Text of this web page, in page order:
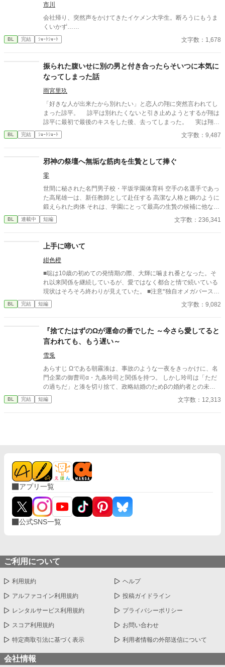
市川
会社帰り、突然声をかけてきたイケメン大学生。断ろうにもうま
くいかず……
BL 完結 ｼｮｰﾄｼｮｰﾄ 文字数：1,678
振られた腹いせに別の男と付き合ったらそいつに本気に
なってしまった話
雨宮里玖
「好きな人が出来たから別れたい」と恋人の翔に突然言われてし
まった諒平。 諒平は別れたくないと引き止めようとするが翔は
諒平に最初で最後のキスをした後、去ってしまった。 実は翔に
は諒平に隠している事実があり——。 諒平（20）攻め。大学生。
翔（20） 受け。大学生。 慶介（21）翔と同じサークルの友
BL 完結 ｼｮｰﾄｼｮｰﾄ 文字数：9,487
邪神の祭壇へ無垢な筋肉を生贄として捧ぐ
零
世間に秘された名門男子校・平坂学園体育科 空手の名選手であっ
た高尾雄一は、新任教師として赴任する 高潔な人格と鋼のように
鍛えられた肉体 それは、学園にとって最高の生贄の候補に他なら
なかった 至高の筋肉を持つ、精神を削られ意志をなくした青年を
太古の神に捧げるため、“水”、“風”、“土”の信奉者達が暗躍する 意
校で繰り広げられるダークファンタジー
BL 連載中 短編 文字数：236,341
上手に啼いて
紺色橙
■聡は10歳の初めての発情期の際、大輝に噛まれ番となった。そ
れ以来関係を継続しているが、愛ではなく都合と情で続いている
現状はそろそろ終わりが見えていた。 ■注意*独自オメガバース設
定。■『それは愛か本能か』と同じ世界設定です。関係は一切な
し。
BL 完結 短編 文字数：9,082
『捨てたはずのΩが運命の番でした ～今さら愛してると
言われても、もう遅い～
雪兎
あらすじ Ωである朝霧湊は、事故のような一夜をきっかけに、名
門企業の御曹司α・九条玲司と関係を持つ。 しかし玲司は「ただ
の過ちだ」と湊を切り捨て、政略結婚のためβの婚約者との未来
を選んだ。 深く傷ついた湊は、彼の前から姿を消す。 数か月後―
―。 湊の身体は、これまで誰も知らなかった希少な『遅咲きΩ』
速する、すれ違いオメガバースBL。
BL 完結 短編 文字数：12,313
アプリ一覧
公式SNS一覧
ご利用について
利用規約 ヘルプ
アルファコイン利用規約 投稿ガイドライン
レンタルサービス利用規約 プライバシーポリシー
スコア利用規約 お問い合わせ
特定商取引法に基づく表示 利用者情報の外部送信について
会社情報